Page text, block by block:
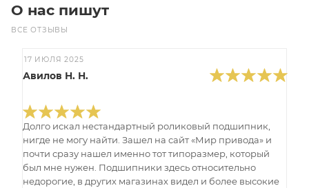
О нас пишут
ВСЕ ОТЗЫВЫ
17 ИЮЛЯ 2025
Авилов Н. Н.
Долго искал нестандартный роликовый подшипник,
нигде не могу найти. Зашел на сайт «Мир привода» и
почти сразу нашел именно тот типоразмер, который
был мне нужен. Подшипники здесь относительно
недорогие, в других магазинах видел и более высокие